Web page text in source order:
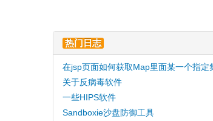
热门日志
关于反病毒软件
一些HIPS软件
Sandboxie沙盘防御工具